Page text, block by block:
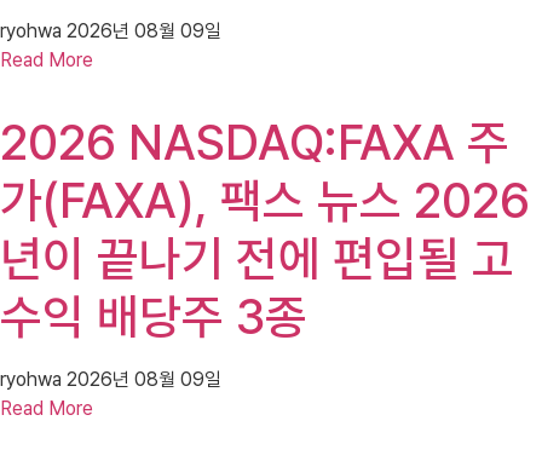
ryohwa 2026년 08월 09일
Read More
2026 NASDAQ:FAXA 주
가(FAXA), 팩스 뉴스 2026
년이 끝나기 전에 편입될 고
수익 배당주 3종
ryohwa 2026년 08월 09일
Read More